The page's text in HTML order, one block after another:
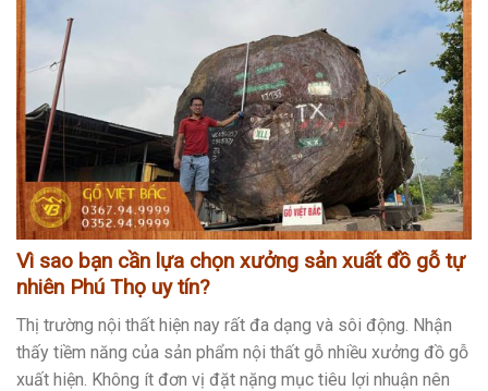
Vì sao bạn cần lựa chọn xưởng sản xuất đồ gỗ tự
nhiên Phú Thọ uy tín?
Thị trường nội thất hiện nay rất đa dạng và sôi động. Nhận
thấy tiềm năng của sản phẩm nội thất gỗ nhiều xưởng đồ gỗ
xuất hiện. Không ít đơn vị đặt nặng mục tiêu lợi nhuận nên